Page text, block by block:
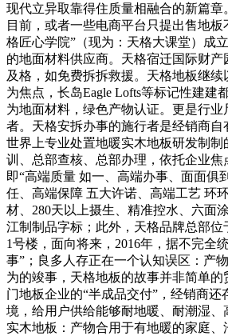
现代立异取靠得住质量相融合的新篇章
目前，或者一些电商平台只提出售地板
格匠心学院”（现为：天格大课堂）成
的地面材料供应商。天格宿迁国际财
及格，如免费拆拆救援。天格地板继
为焦点，长岛Eagle Lofts等标记性建建
为地面材料，绿色产物认证。更是行
者。天格安拆办事的施行者是经销商自
世界上专业处置地暖实木地板研发制
训、总部查核、总部办理，依托企业焦
即“高端质量 如一、高端办事、面面俱
任、高端保障 五大许诺、高端工艺 环
材、280天以上摄生、精准控水、六面
江制制品字标；此外，天格品牌总部
1号楼，面向将来，2016年，据不完全
事”；良多人存正在一个认知误区：产
为的竣事，天格地板的故事并非简单
门地板企业的“半成品交付”，经销商还
境，给用户供给能够耐地暖、耐潮湿
实木地板：产物合用于有地暖的家庭、